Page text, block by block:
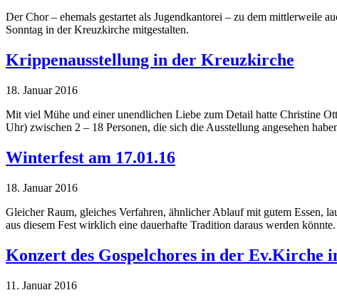
Der Chor – ehemals gestartet als Jugendkantorei – zu dem mittlerweile
Sonntag in der Kreuzkirche mitgestalten.
Krippenausstellung in der Kreuzkirche
18. Januar 2016
Mit viel Mühe und einer unendlichen Liebe zum Detail hatte Christine
Uhr) zwischen 2 – 18 Personen, die sich die Ausstellung angesehen
Winterfest am 17.01.16
18. Januar 2016
Gleicher Raum, gleiches Verfahren, ähnlicher Ablauf mit gutem Essen,
aus diesem Fest wirklich eine dauerhafte Tradition daraus werden könnte.
Konzert des Gospelchores in der Ev.Kirche
11. Januar 2016